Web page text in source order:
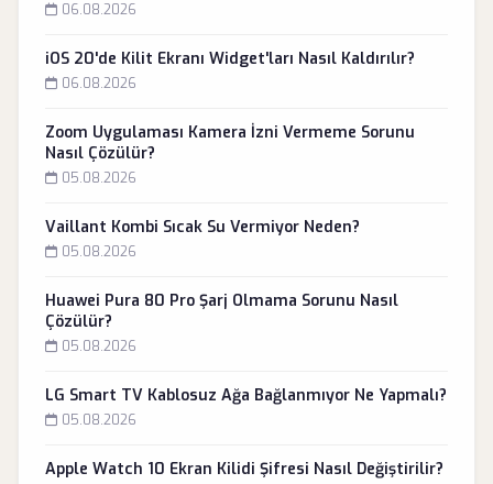
06.08.2026
iOS 20'de Kilit Ekranı Widget'ları Nasıl Kaldırılır?
06.08.2026
Zoom Uygulaması Kamera İzni Vermeme Sorunu
Nasıl Çözülür?
05.08.2026
Vaillant Kombi Sıcak Su Vermiyor Neden?
05.08.2026
Huawei Pura 80 Pro Şarj Olmama Sorunu Nasıl
Çözülür?
05.08.2026
LG Smart TV Kablosuz Ağa Bağlanmıyor Ne Yapmalı?
05.08.2026
Apple Watch 10 Ekran Kilidi Şifresi Nasıl Değiştirilir?